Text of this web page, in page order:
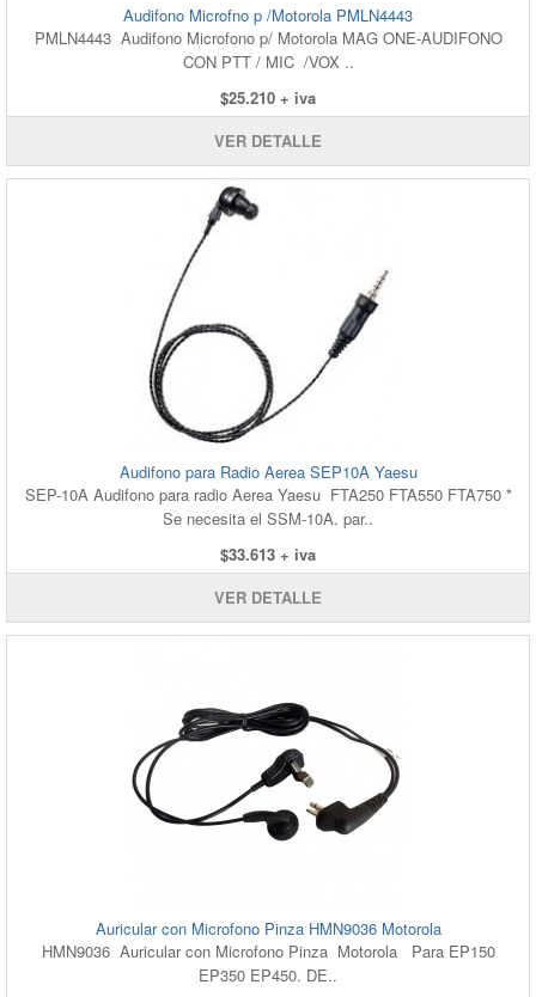
Audifono Microfno p /Motorola PMLN4443
PMLN4443 Audifono Microfono p/ Motorola MAG ONE-AUDIFONO
CON PTT / MIC /VOX ..
$25.210 + iva
VER DETALLE
Audifono para Radio Aerea SEP10A Yaesu
SEP-10A Audifono para radio Aerea Yaesu FTA250 FTA550 FTA750 *
Se necesita el SSM-10A. par..
$33.613 + iva
VER DETALLE
Auricular con Microfono Pinza HMN9036 Motorola
HMN9036 Auricular con Microfono Pinza Motorola Para EP150
EP350 EP450. DE..